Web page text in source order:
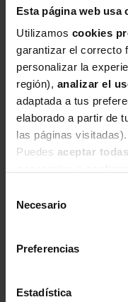
Esta página web usa
Utilizamos cookies
garantizar el correcto
personalizar la
región), analizar el
adaptada a tus
elaborado a partir de
las páginas visitadas).
Puedes aceptar
Necesario
Preferencias
Estadística
Freya Swim
Moonstone?
Combina muy
Cove de la
prendas de
o turquesa
y equilibrado.
¿Por qué
Freya Swim
En Inimar
colecciones
encontrar el
Corazón con foam